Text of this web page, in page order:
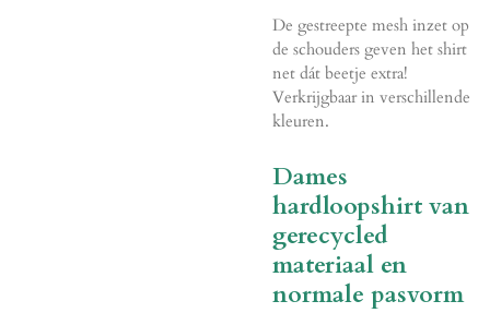
De gestreepte mesh inzet op
de schouders geven het shirt
net dát beetje extra!
Verkrijgbaar in verschillende
kleuren.
Dames
hardloopshirt van
gerecycled
materiaal en
normale pasvorm